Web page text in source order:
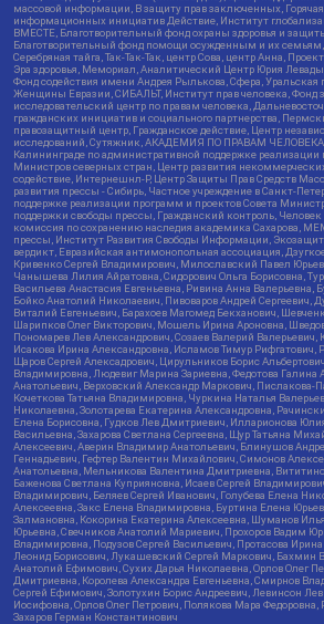
массовой информации, В защиту прав заключенных,
информационных инициатив Действие, Институт
ВМЕСТЕ, Благотворительный фонд охраны здоровья и
Благотворительный фонд помощи осужденным и их семьям,
Серебряная тайга, Так-Так-Так, центр Сова, центр Анна,
Эра здоровья, Мемориал, Аналитический Центр Юрия Левады,
Фонд содействия имени Андрея Рылькова, Сфера, Уральская
Женщины Евразии, СИБАЛЬТ, Институт прав человека, Фонд
исследовательский центр по правам человека,
гражданских инициатив и социального партнерства,
правозащитный центр, Гражданское действие, Центр
исследований, Сутяжник, АКАДЕМИЯ ПО ПРАВАМ ЧЕЛОВЕКА,
Калининграде по административной поддержке реализации
Министров северных стран, Центр развития
содействие, Интернешнл-Р, Центр Защиты Прав Средств
развития прессы - Сибирь, Частное учреждение в Санкт-
поддержке реализации программ и проектов Совета
поддержки свободы прессы, Гражданский контроль,
комиссия по сохранению наследия академика Сахарова,
прессы, Институт Развития Свободы Информации,
вердикт, Евразийская антимонопольная ассоциация,
Кривенко Сергей Владимирович, Милославский Павел
Чанышева Лилия Айратовна, Сидорович Ольга Борисовна,
Васильева Анастасия Евгеньевна, Ривина Анна Валерьевна,
Бойко Анатолий Николаевич, Пивоваров Андрей Сергеевич,
Виталий Евгеньевич, Барахоев Магомед Бекханович,
Шарипков Олег Викторович, Мошель Ирина Ароновна, Шведов
Пономарев Лев Александрович, Созаев Валерий Валерьевич,
Исакова Ирина Александровна, Исламов Тимур Рифгатович,
Щаров Сергей Алексадрович, Цирульников Борис
Владимировна, Людевиг Марина Зариевна, Федотова Галина
Анатольевич, Верховский Александр Маркович, Пислакова-
Кочеткова Татьяна Владимировна, Чуркина Наталья
Николаевна, Золотарева Екатерина Александровна,
Елена Борисовна, Гудков Лев Дмитриевич, Илларионова
Васильевна, Захарова Светлана Сергеевна, Щур Татьяна
Алексеевич, Аверин Владимир Анатольевич, Блинушов
Геннадьевич, Гефтер Валентин Михайлович, Симонов
Анатольевна, Мельникова Валентина Дмитриевна,
Баженова Светлана Куприяновна, Исаев Сергей
Владимирович, Беляев Сергей Иванович, Голубева Елена
Алексеевна, Закс Елена Владимировна, Буртина Елена
Залмановна, Кокорина Екатерина Алексеевна, Шуманов
Юрьевна, Свечников Анатолий Мариевич, Прохоров Вадим
Владимировна, Подузов Сергей Васильевич, Протасова
Леонид Борисович, Лукашевский Сергей Маркович, Бахмин
Анатолий Ефимович, Сухих Дарья Николаевна, Орлов Олег
Дмитриевна, Королева Александра Евгеньевна, Смирнов
Сергей Ефимович, Золотухин Борис Андреевич, Левинсон
Иосифовна, Орлов Олег Петрович, Полякова Мара Федоровна,
Захаров Герман Константинович